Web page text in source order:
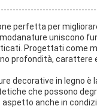
perfetta per
uniscono
Progettati come
profondità, carattere
decorative in legno è
che possono
anche in